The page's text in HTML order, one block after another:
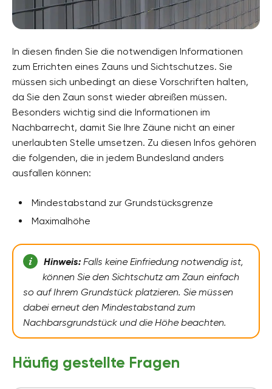
In diesen finden Sie die notwendigen Informationen
zum Errichten eines Zauns und Sichtschutzes. Sie
müssen sich unbedingt an diese Vorschriften halten,
da Sie den Zaun sonst wieder abreißen müssen.
Besonders wichtig sind die Informationen im
Nachbarrecht, damit Sie Ihre Zäune nicht an einer
unerlaubten Stelle umsetzen. Zu diesen Infos gehören
die folgenden, die in jedem Bundesland anders
ausfallen können:
Mindestabstand zur Grundstücksgrenze
Maximalhöhe
Hinweis:Falls keine Einfriedung notwendig ist,
können Sie den Sichtschutz am Zaun einfach
so auf Ihrem Grundstück platzieren. Sie müssen
dabei erneut den Mindestabstand zum
Nachbarsgrundstück und die Höhe beachten.
Häufig gestellte Fragen